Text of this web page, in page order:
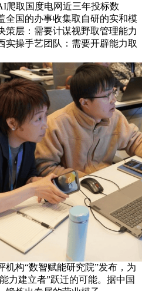
爬取国度电网近三年投标数
全国的办事收集取自研的实和模
策层：需要计谋视野取管理能力
实操手艺团队：需要开辟能力取
机构“数智赋能研究院”发布，为
力建立者”跃迁的可能。据中国